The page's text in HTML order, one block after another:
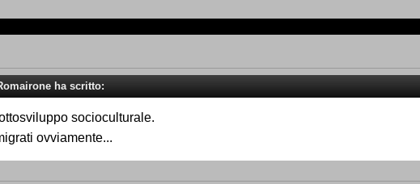
ha scritto:
socioculturale.
ovviamente...